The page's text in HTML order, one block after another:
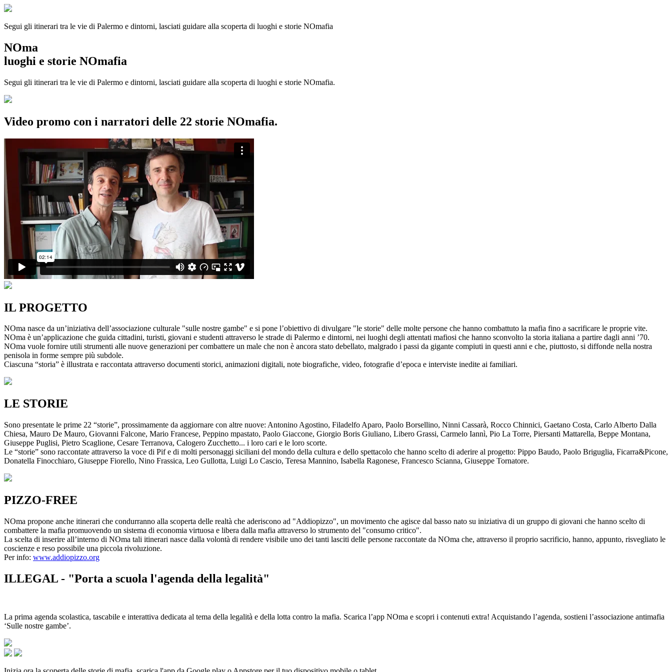
Segui gli itinerari tra le vie di Palermo e dintorni, lasciati guidare alla scoperta di luoghi e storie NOmafia
NOma
luoghi e storie NOmafia
Segui gli itinerari tra le vie di Palermo e dintorni, lasciati guidare alla scoperta di luoghi e storie NOmafia.
Video promo con i narratori delle 22 storie NOmafia.
IL PROGETTO
NOma nasce da un’iniziativa dell’associazione culturale "sulle nostre gambe" e si pone l’obiettivo di divulgare "le storie" delle molte persone che hanno combattuto la mafia fino a sacrificare le proprie vite.
NOma è un’applicazione che guida cittadini, turisti, giovani e studenti attraverso le strade di Palermo e dintorni, nei luoghi degli attentati mafiosi che hanno sconvolto la storia italiana a partire dagli anni ’70.
NOma vuole fornire utili strumenti alle nuove generazioni per combattere un male che non è ancora stato debellato, malgrado i passi da gigante compiuti in questi anni e che, piuttosto, si diffonde nella nostra
penisola in forme sempre più subdole.
Ciascuna “storia” è illustrata e raccontata attraverso documenti storici, animazioni digitali, note biografiche, video, fotografie d’epoca e interviste inedite ai familiari.
LE STORIE
Sono presentate le prime 22 “storie”, prossimamente da aggiornare con altre nuove: Antonino Agostino, Filadelfo Aparo, Paolo Borsellino, Ninni Cassarà, Rocco Chinnici, Gaetano Costa, Carlo Alberto Dalla
Chiesa, Mauro De Mauro, Giovanni Falcone, Mario Francese, Peppino mpastato, Paolo Giaccone, Giorgio Boris Giuliano, Libero Grassi, Carmelo Iannì, Pio La Torre, Piersanti Mattarella, Beppe Montana,
Giuseppe Puglisi, Pietro Scaglione, Cesare Terranova, Calogero Zucchetto... i loro cari e le loro scorte.
Le “storie” sono raccontate attraverso la voce di Pif e di molti personaggi siciliani del mondo della cultura e dello spettacolo che hanno scelto di aderire al progetto: Pippo Baudo, Paolo Briguglia, Ficarra&Picone,
Donatella Finocchiaro, Giuseppe Fiorello, Nino Frassica, Leo Gullotta, Luigi Lo Cascio, Teresa Mannino, Isabella Ragonese, Francesco Scianna, Giuseppe Tornatore.
PIZZO-FREE
NOma propone anche itinerari che condurranno alla scoperta delle realtà che aderiscono ad "Addiopizzo", un movimento che agisce dal basso nato su iniziativa di un gruppo di giovani che hanno scelto di
combattere la mafia promuovendo un sistema di economia virtuosa e libera dalla mafia attraverso lo strumento del "consumo critico".
La scelta di inserire all’interno di NOma tali itinerari nasce dalla volontà di rendere visibile uno dei tanti lasciti delle persone raccontate da NOma che, attraverso il proprio sacrificio, hanno, appunto, risvegliato le
coscienze e reso possibile una piccola rivoluzione.
Per info: www.addiopizzo.org
ILLEGAL - "Porta a scuola l'agenda della legalità"
La prima agenda scolastica, tascabile e interattiva dedicata al tema della legalità e della lotta contro la mafia. Scarica l’app NOma e scopri i contenuti extra! Acquistando l’agenda, sostieni l’associazione antimafia
‘Sulle nostre gambe’.